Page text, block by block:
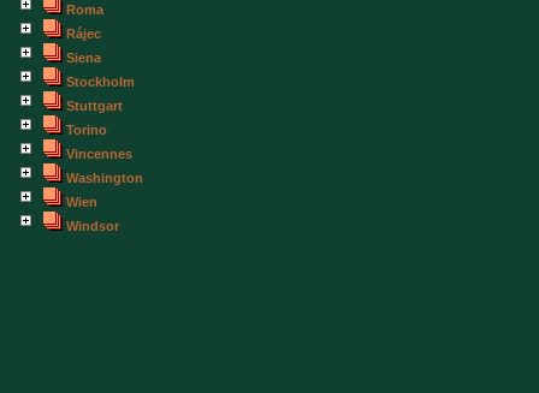
Roma
Rájec
Siena
Stockholm
Stuttgart
Torino
Vincennes
Washington
Wien
Windsor